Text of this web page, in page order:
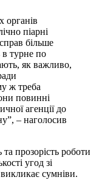
органів
піарні
більше
в турне по
як важливо,
ж треба
повинні
агенції до
– наголосив
прозорість роботи
угод зі
сумніви.